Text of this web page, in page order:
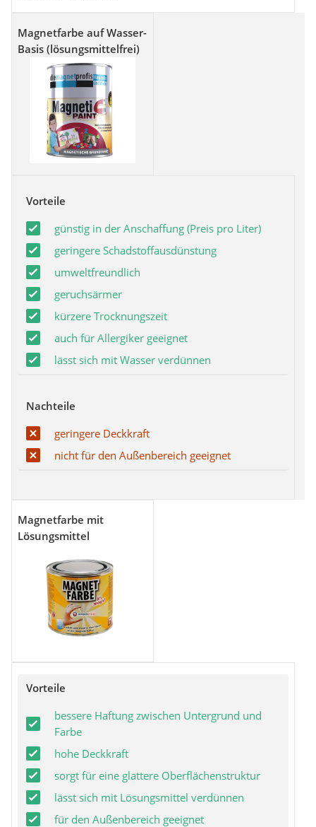
Magnetfarbe auf Wasser-
Basis (lösungsmittelfrei)
Vorteile
günstig in der Anschaffung (Preis pro Liter)
geringere Schadstoffausdünstung
umweltfreundlich
geruchsärmer
kürzere Trocknungszeit
auch für Allergiker geeignet
lässt sich mit Wasser verdünnen
Nachteile
geringere Deckkraft
nicht für den Außenbereich geeignet
Magnetfarbe mit
Lösungsmittel
Vorteile
bessere Haftung zwischen Untergrund und
Farbe
hohe Deckkraft
sorgt für eine glattere Oberflächenstruktur
lässt sich mit Lösungsmittel verdünnen
für den Außenbereich geeignet